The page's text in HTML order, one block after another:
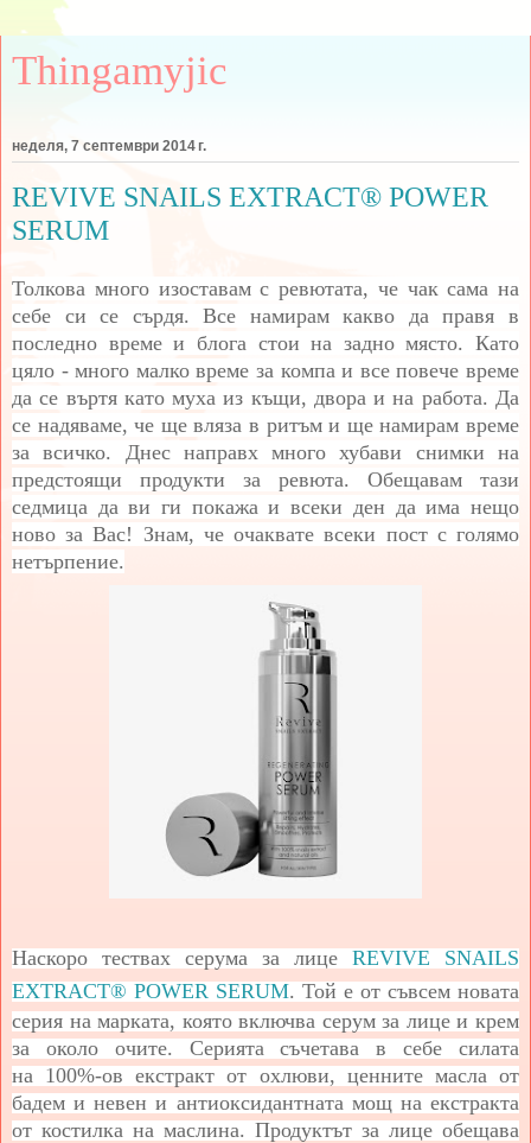
Thingamyjic
неделя, 7 септември 2014 г.
REVIVE SNAILS EXTRACT® POWER
SERUM
Толкова много изоставам с ревютата, че чак сама на
себе си се сърдя. Все намирам какво да правя в
последно време и блога стои на задно място. Като
цяло - много малко време за компа и все повече време
да се въртя като муха из къщи, двора и на работа. Да
се надяваме, че ще вляза в ритъм и ще намирам време
за всичко. Днес направх много хубави снимки на
предстоящи продукти за ревюта. Обещавам тази
седмица да ви ги покажа и всеки ден да има нещо
ново за Вас! Знам, че очаквате всеки пост с голямо
нетърпение.
Наскоро тествах серума за лице REVIVE SNAILS
EXTRACT® POWER SERUM. Той е от съвсем новата
серия на марката, която включва серум за лице и крем
за около очите. Серията съчетава в себе силата
на 100%-ов екстракт от охлюви, ценните масла от
бадем и невен и антиоксидантната мощ на екстракта
от костилка на маслина. Продуктът за лице обещава